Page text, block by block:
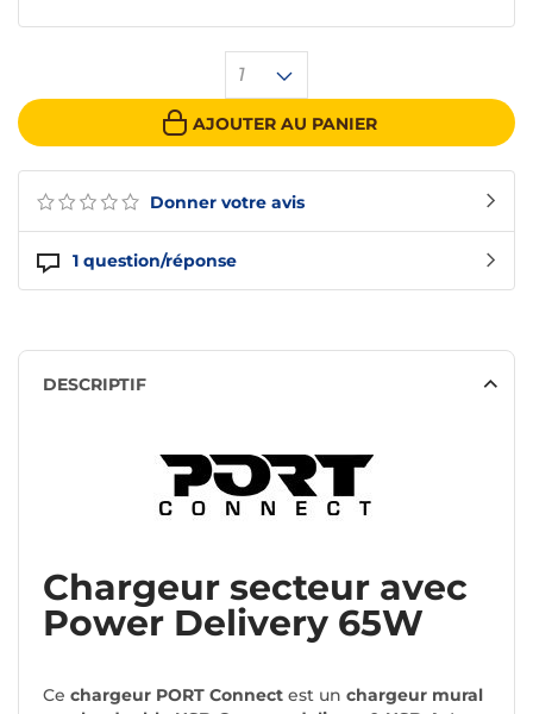
Donner votre avis
1 question/réponse
1
AJOUTER AU PANIER
DESCRIPTIF
Chargeur secteur avec
Power Delivery 65W
Ce chargeur PORT Connect est un chargeur mural